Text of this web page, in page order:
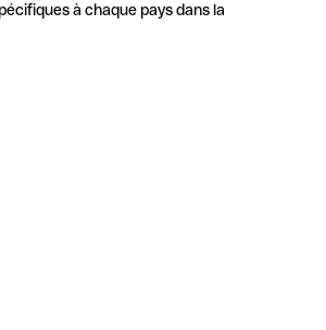
à chaque pays dans la